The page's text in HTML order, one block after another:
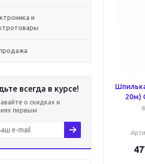
и
всегда в курсе!
о скидках и
первым
20м)